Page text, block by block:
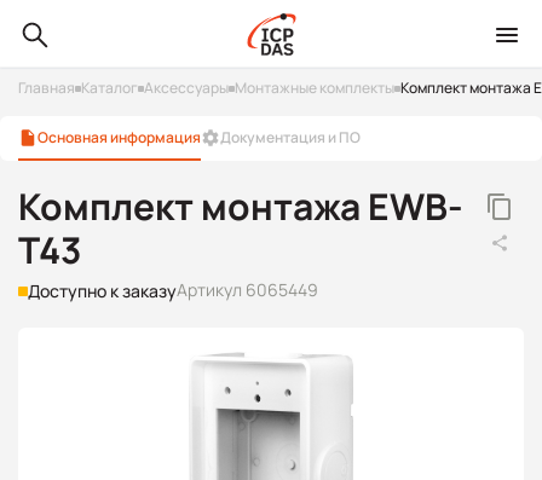
Главная Каталог Аксессуары Монтажные комплекты Комплект монтажа
Основная информация Документация и ПО
Комплект монтажа EWB-
T43
Доступно к заказуАртикул 6065449